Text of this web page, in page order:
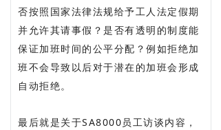
否按照国家法律法规给予工人法定假期
并允许其请事假？是否有透明的制度能
保证加班时间的公平分配？例如拒绝加
班不会导致以后对于潜在的加班会形成
自动拒绝。
最后就是关于SA8000员工访谈内容，